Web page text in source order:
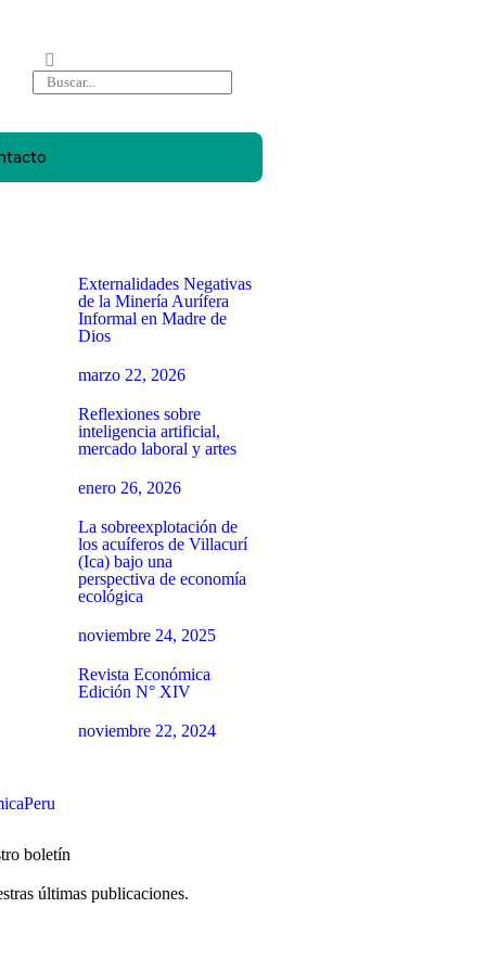
Externalidades Negativas
de la Minería Aurífera
Informal en Madre de
Dios
marzo 22, 2026
Reflexiones sobre
inteligencia artificial,
mercado laboral y artes
enero 26, 2026
La sobreexplotación de
los acuíferos de Villacurí
(Ica) bajo una
perspectiva de economía
ecológica
noviembre 24, 2025
Revista Económica
Edición N° XIV
noviembre 22, 2024
boletín
últimas publicaciones.